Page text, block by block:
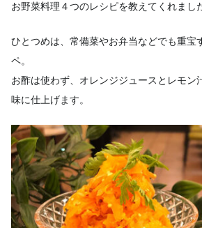
お野菜料理４つのレシピを教えてくれまし
ひとつめは、常備菜やお弁当などでも重宝
ペ。
お酢は使わず、オレンジジュースとレモン
味に仕上げます。